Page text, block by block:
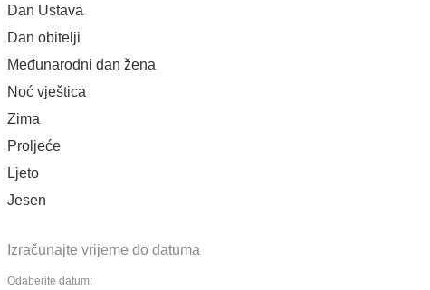
Dan Ustava
Dan obitelji
Međunarodni dan žena
Noć vještica
Zima
Proljeće
Ljeto
Jesen
Izračunajte vrijeme do datuma
Odaberite datum: